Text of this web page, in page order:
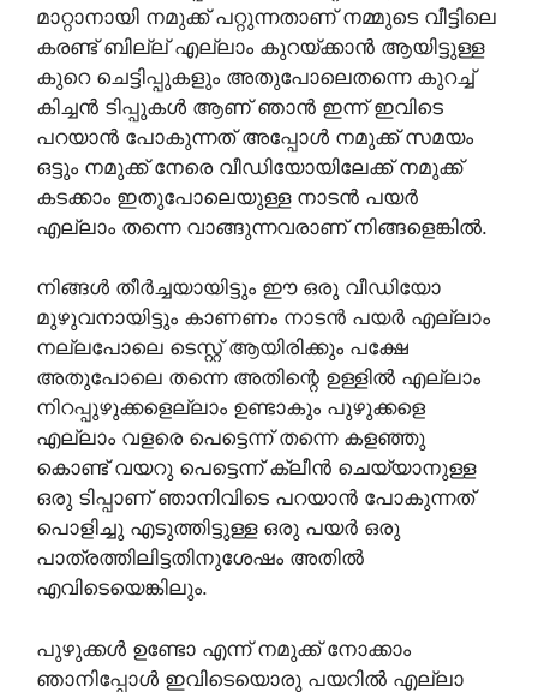
മാറ്റാനായി നമുക്ക് പറ്റുന്നതാണ് നമ്മുടെ വീട്ടിലെ
കരണ്ട് ബില്ല് എല്ലാം കുറയ്ക്കാൻ ആയിട്ടുള്ള
കുറെ ചെട്ടിപ്പുകളും അതുപോലെതന്നെ കുറച്ച്
കിച്ചൻ ടിപ്പുകൾ ആണ് ഞാൻ ഇന്ന് ഇവിടെ
പറയാൻ പോകുന്നത് അപ്പോൾ നമുക്ക് സമയം
ഒട്ടും നമുക്ക് നേരെ വീഡിയോയിലേക്ക് നമുക്ക്
കടക്കാം ഇതുപോലെയുള്ള നാടൻ പയർ
എല്ലാം തന്നെ വാങ്ങുന്നവരാണ് നിങ്ങളെങ്കിൽ.
നിങ്ങൾ തീർച്ചയായിട്ടും ഈ ഒരു വീഡിയോ
മുഴുവനായിട്ടും കാണണം നാടൻ പയർ എല്ലാം
നല്ലപോലെ ടെസ്റ്റ് ആയിരിക്കും പക്ഷേ
അതുപോലെ തന്നെ അതിന്റെ ഉള്ളിൽ എല്ലാം
നിറപ്പുഴുക്കളെല്ലാം ഉണ്ടാകും പുഴുക്കളെ
എല്ലാം വളരെ പെട്ടെന്ന് തന്നെ കളഞ്ഞു
കൊണ്ട് വയറു പെട്ടെന്ന് ക്ലീൻ ചെയ്യാനുള്ള
ഒരു ടിപ്പാണ് ഞാനിവിടെ പറയാൻ പോകുന്നത്
പൊളിച്ചു എടുത്തിട്ടുള്ള ഒരു പയർ ഒരു
പാത്രത്തിലിട്ടതിനുശേഷം അതിൽ
എവിടെയെങ്കിലും.
പുഴുക്കൾ ഉണ്ടോ എന്ന് നമുക്ക് നോക്കാം
ഞാനിപ്പോൾ ഇവിടെയൊരു പയറിൽ എല്ലാ